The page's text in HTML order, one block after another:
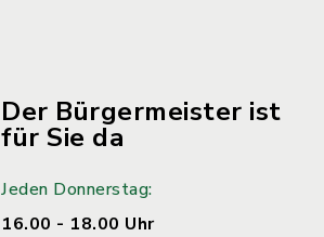
Der Bürgermeister ist
für Sie da
Jeden Donnerstag:
16.00 - 18.00 Uhr